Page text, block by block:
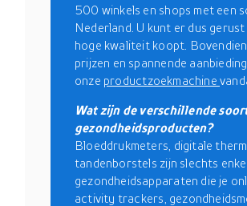
500 winkels en shops met een
Nederland. U kunt er dus
hoge kwaliteit koopt.
prijzen en spannende
onze productzoekmachine
Wat zijn de verschillende
gezondheidsproducten?
Bloeddrukmeters, digitale
tandenborstels zijn slechts
gezondheidsapparaten die je
activity trackers,